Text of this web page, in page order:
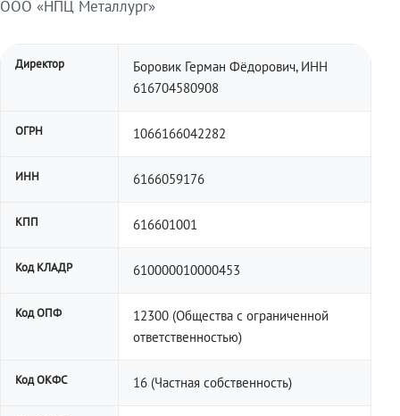
ООО «НПЦ Металлург»
Директор
Боровик Герман Фёдорович, ИНН
616704580908
ОГРН 1066166042282
ИНН 6166059176
КПП 616601001
Код КЛАДР 610000010000453
Код ОПФ
12300 (Общества с ограниченной
ответственностью)
Код ОКФС 16 (Частная собственность)